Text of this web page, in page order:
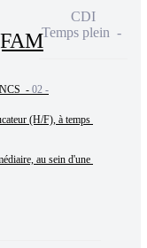
- 02 -
(H/F), à temps
au sein d'une
CDI
Temps plein